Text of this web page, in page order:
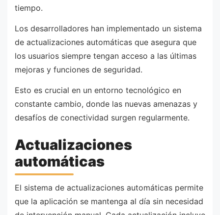
tiempo.
Los desarrolladores han implementado un sistema
de actualizaciones automáticas que asegura que
los usuarios siempre tengan acceso a las últimas
mejoras y funciones de seguridad.
Esto es crucial en un entorno tecnológico en
constante cambio, donde las nuevas amenazas y
desafíos de conectividad surgen regularmente.
Actualizaciones
automáticas
El sistema de actualizaciones automáticas permite
que la aplicación se mantenga al día sin necesidad